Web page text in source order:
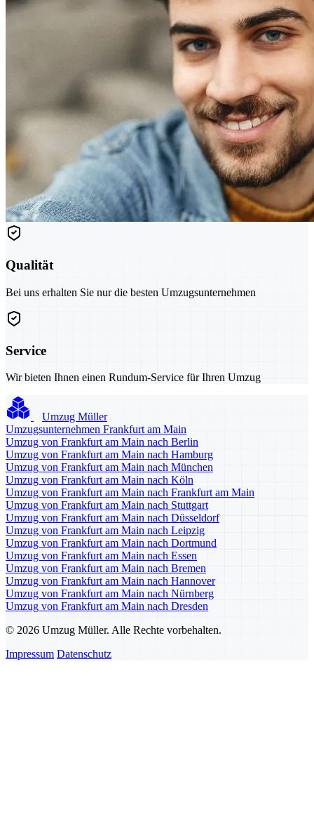
Qualität
Bei uns erhalten Sie nur die besten Umzugsunternehmen
Service
Wir bieten Ihnen einen Rundum-Service für Ihren Umzug
Umzug Müller
Umzugsunternehmen Frankfurt am Main
Umzug von Frankfurt am Main nach Berlin
Umzug von Frankfurt am Main nach Hamburg
Umzug von Frankfurt am Main nach München
Umzug von Frankfurt am Main nach Köln
Umzug von Frankfurt am Main nach Frankfurt am Main
Umzug von Frankfurt am Main nach Stuttgart
Umzug von Frankfurt am Main nach Düsseldorf
Umzug von Frankfurt am Main nach Leipzig
Umzug von Frankfurt am Main nach Dortmund
Umzug von Frankfurt am Main nach Essen
Umzug von Frankfurt am Main nach Bremen
Umzug von Frankfurt am Main nach Hannover
Umzug von Frankfurt am Main nach Nürnberg
Umzug von Frankfurt am Main nach Dresden
© 2026 Umzug Müller. Alle Rechte vorbehalten.
Impressum Datenschutz